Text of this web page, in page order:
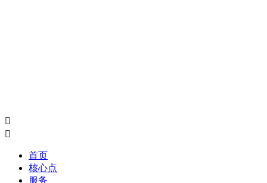


首页
核心点
服务